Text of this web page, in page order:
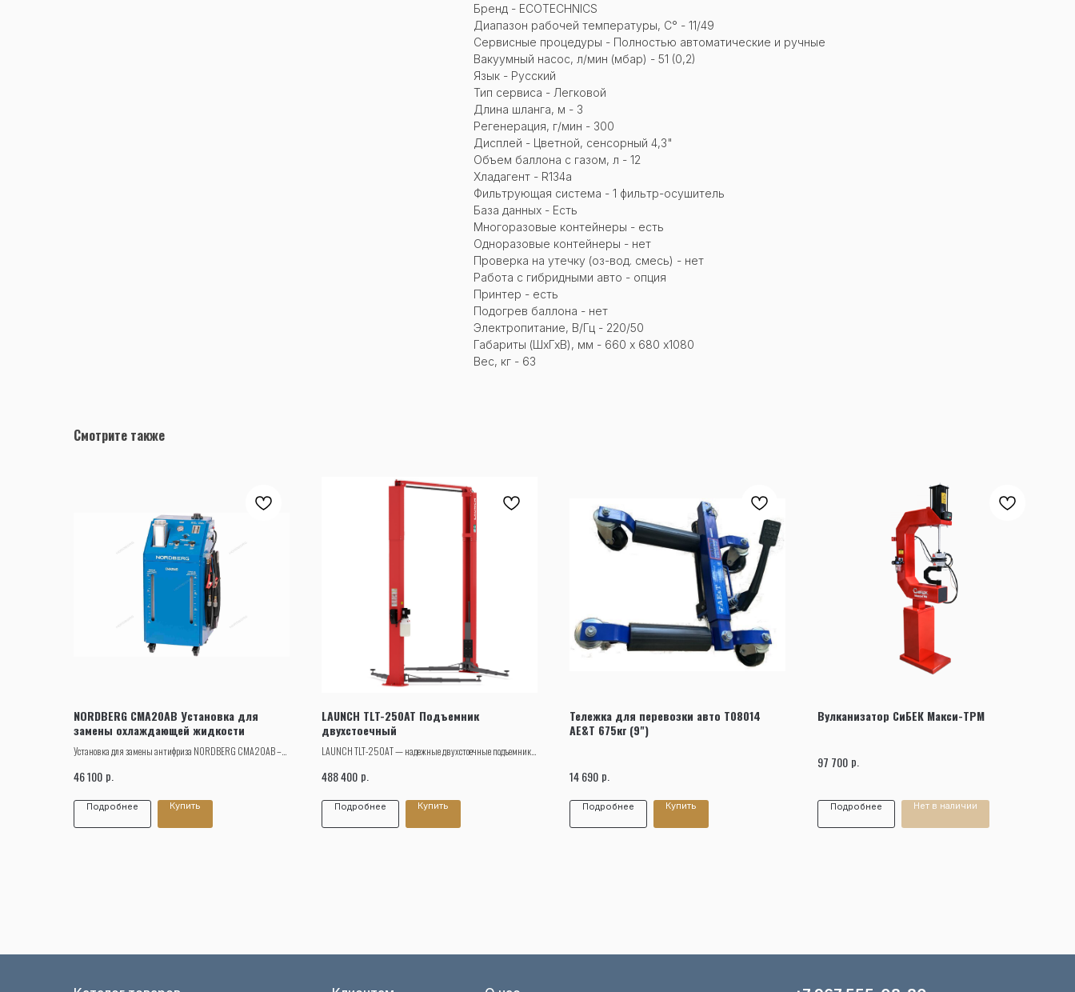
Бренд - ECOTECHNICS
Диапазон рабочей температуры, С° - 11/49
Сервисные процедуры - Полностью автоматические и ручные
Вакуумный насос, л/мин (мбар) - 51 (0,2)
Язык - Русский
Тип сервиса - Легковой
Длина шланга, м - 3
Регенерация, г/мин - 300
Дисплей - Цветной, сенсорный 4,3"
Объем баллона с газом, л - 12
Хладагент - R134a
Фильтрующая система - 1 фильтр-осушитель
База данных - Есть
Многоразовые контейнеры - есть
Одноразовые контейнеры - нет
Проверка на утечку (оз-вод. смесь) - нет
Работа с гибридными авто - опция
Принтер - есть
Подогрев баллона - нет
Электропитание, В/Гц - 220/50
Габариты (ШхГхВ), мм - 660 х 680 х1080
Вес, кг - 63
Смотрите также
NORDBERG CMA20AB Установка для
замены охлаждающей жидкости
Установка для замены антифриза NORDBERG CMA20AB –
обслуживания систем охлаждения автотранспорта.
46 100 р.
Подробнее Купить
LAUNCH TLT-250AT Подъемник
двухстоечный
LAUNCH TLT-250AT — надежные двухстоечные подъемники
площадками подхвата.
488 400 р.
Подробнее Купить
Тележка для перевозки авто T08014
AE&T 675кг (9")
14 690 р.
Подробнее Купить
Вулканизатор СиБЕК Макси-ТРМ
97 700 р.
Подробнее Нет в наличии
Заказать звонок